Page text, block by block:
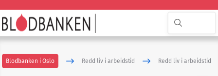
Blodbanken i Oslo Redd liv i arbeidstid Redd liv i arbeidstid